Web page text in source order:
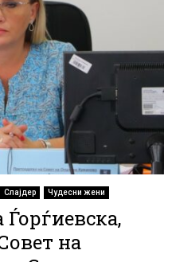
Слајдер Чудесни жени
на